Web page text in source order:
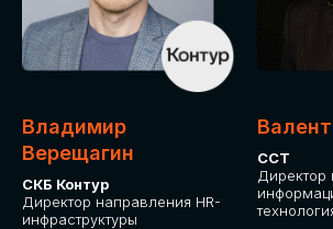
Владимир
Верещагин
СКБ Контур
Директор направления HR-
инфраструктуры
ССТ
Директор